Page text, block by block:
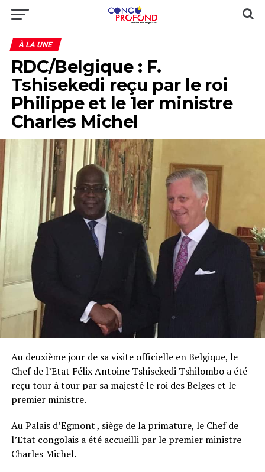
À LA UNE
RDC/Belgique : F.
Tshisekedi reçu par le roi
Philippe et le 1er ministre
Charles Michel
Au deuxième jour de sa visite officielle en Belgique, le
Chef de l’Etat Félix Antoine Tshisekedi Tshilombo a été
reçu tour à tour par sa majesté le roi des Belges et le
premier ministre.
Au Palais d’Egmont , siège de la primature, le Chef de
l’Etat congolais a été accueilli par le premier ministre
Charles Michel.